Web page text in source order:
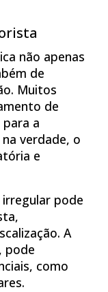
não apenas
de
Muitos
de
a
verdade, o
e
pode
A
pode
como